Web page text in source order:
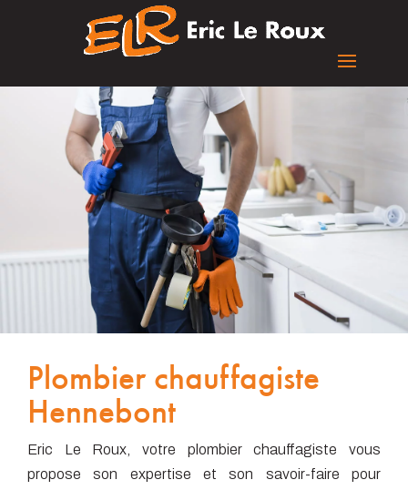
Plombier chauffagiste
Hennebont
Eric Le Roux, votre plombier chauffagiste vous
propose son expertise et son savoir-faire pour